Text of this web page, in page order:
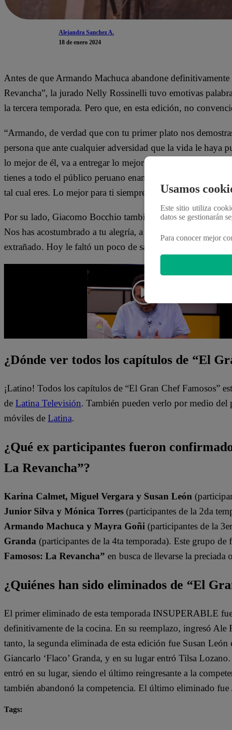
Alejandra Sanchez A.
18 de enero 2024
Antes de que Armando Machuca abandone
Revancha”, la jurado Nelly Rossinelli tuvo emotivas
la tercera temporada. Pero que, en esta edición, no
“Armando, de verdad que con tu primer plato nos
persona que ante cualquier adversidad que la vida le haya
lo mejor de él, va a entregar lo mejor de él. Eso es lo que tú
tienes a todo el público peruano enamorado de ti. Gracias
tal cual eres. Lo mejor para ti siempre, Armando”, dijo la
Por su lado, Giacomo Bocchio también despidió a
Nos has acostumbrado a tu alegría, a tu tenacidad, a tus
extrañado. Hoy le faltó un poco de sazón a la causa. Por
¿Dónde ver todos los capítulos de “El
¡Latino! Todos los capítulos de “El Gran Chef Famosos”
de Latina Televisión. También pueden verlo por medio
móviles de Latina.
¿Qué ex participantes fueron
La Revancha”?
Karina Calmet, Miguel Vergara y Susan León
Junior Silva y Mónica Torres (participantes de la 2da
Armando Machuca y Mayra Goñi (participantes de la
Granda (participantes de la 4ta temporada). Este grupo de
Famosos: La Revancha” en busca de llevarse la preciada
¿Quiénes han sido eliminados de “El
El primer eliminado de esta temporada INSUPERABLE
definitivamente de la cocina. En su reemplazo, ingresó Ale
tanto, la segunda eliminada de esta edición fue Susan
Giancarlo ‘Flaco’ Granda, y en su lugar entró Tilsa
entró en su lugar, siendo el último reingresante a la
también abandonó la competencia. El último eliminado
Tags:
Usamos
Este sitio utiliza
datos se gestionarán
Para conocer mejor